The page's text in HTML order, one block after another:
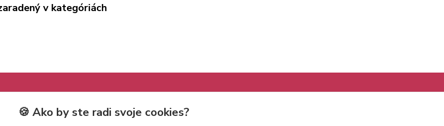
v kategóriách
🍪 Ako by ste radi svoje cookies?